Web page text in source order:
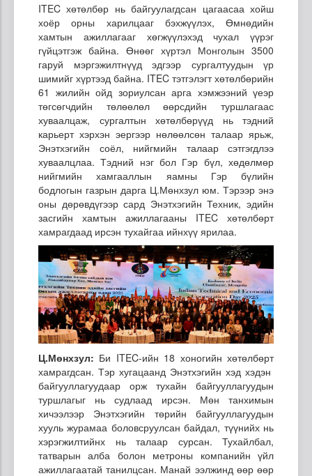
ITEC хөтөлбөр нь байгуулагдсан цагаасаа хойш
хоёр орны харилцааг бэхжүүлэх, Өмнөдийн
хамтын ажиллагааг хөгжүүлэхэд чухал үүрэг
гүйцэтгэж байна. Өнөөг хүртэл Монголын 3500
гаруй мэргэжилтнүүд эдгээр сургалтуудын үр
шимийг хүртээд байна. ITEC тэтгэлэгт хөтөлбөрийн
61 жилийн ойд зориулсан арга хэмжээний үеэр
төгсөгчдийн төлөөлөл өөрсдийн туршлагаас
хуваалцаж, сургалтын хөтөлбөрүүд нь тэдний
карьерт хэрхэн эергээр нөлөөлсөн талаар ярьж,
Энэтхэгийн соёл, нийгмийн талаар сэтгэгдлээ
хуваалцлаа. Тэдний нэг бол Гэр бүл, хөдөлмөр
нийгмийн хамгааллын яамны Гэр бүлийн
бодлогын газрын дарга Ц.Мөнхзул юм. Тэрээр энэ
оны дөрөвдүгээр сард Энэтхэгийн Техник, эдийн
засгийн хамтын ажиллагааны ITEC хөтөлбөрт
хамрагдаад ирсэн тухайгаа ийнхүү ярилаа.
Ц.Мөнхзул: Би ITEC-ийн 18 хоногийн хөтөлбөрт
хамрагдсан. Тэр хугацаанд Энэтхэгийн хэд хэдэн
байгууллагуудаар орж тухайн байгууллагуудын
туршлагыг нь судлаад ирсэн. Мөн танхимын
хичээлээр Энэтхэгийн төрийн байгууллагуудын
хууль журамаа боловсруулсан байдал, түүнийх нь
хэрэгжилтийнх нь талаар сурсан. Тухайлбал,
татварын алба болон метроны компанийн үйл
ажиллагаатай танилцсан. Манай ээлжинд өөр өөр